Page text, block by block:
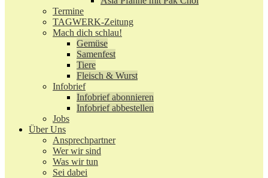
Termine
TAGWERK-Zeitung
Mach dich schlau!
Gemüse
Samenfest
Tiere
Fleisch & Wurst
Infobrief
Infobrief abonnieren
Infobrief abbestellen
Jobs
Über Uns
Ansprechpartner
Wer wir sind
Was wir tun
Sei dabei